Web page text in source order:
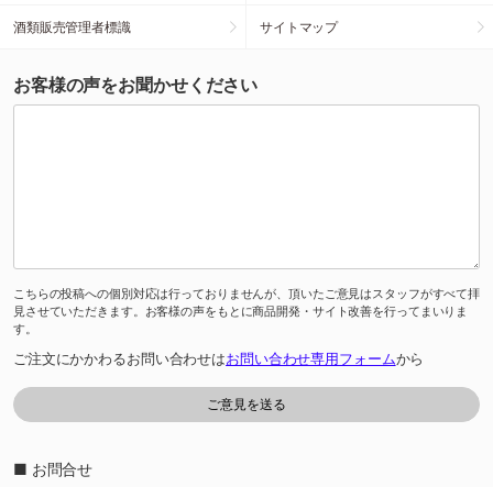
酒類販売管理者標識 サイトマップ
お客様の声をお聞かせください
こちらの投稿への個別対応は行っておりませんが、頂いたご意見はスタッフがすべて拝
見させていただきます。お客様の声をもとに商品開発・サイト改善を行ってまいりま
す。
ご注文にかかわるお問い合わせはお問い合わせ専用フォームから
■ お問合せ